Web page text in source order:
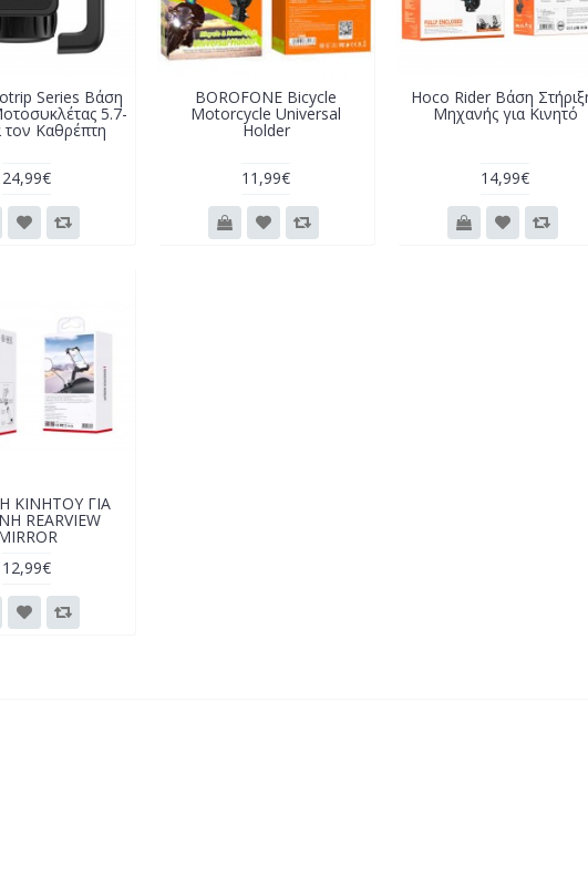
Series Βάση
5.7-
τον Καθρέπτη
24,99€
BOROFONE Bicycle
Motorcycle Universal
Holder
11,99€
Hoco Rider Βάση
Μηχανής για Κινητό
14,99€
ΚΙΝΗΤΟΥ ΓΙΑ
REARVIEW
12,99€